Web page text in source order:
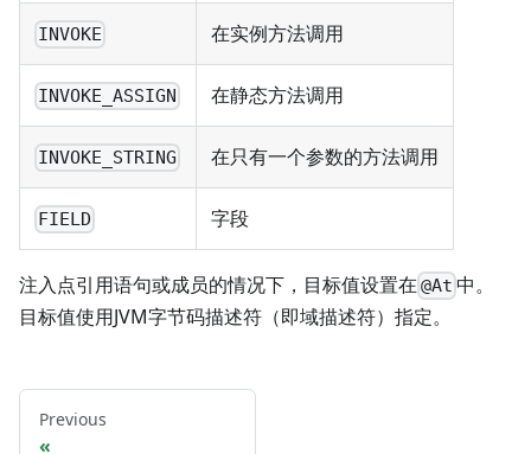
INVOKE 在实例方法调用
INVOKE_ASSIGN 在静态方法调用
INVOKE_STRING 在只有一个参数的方法调用
FIELD 字段
注入点引用语句或成员的情况下，目标值设置在 @At 中。
目标值使用JVM字节码描述符（即域描述符）指定。
Previous